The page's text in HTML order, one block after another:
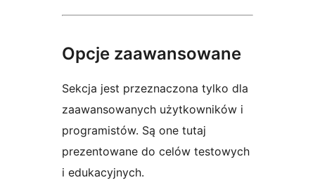
Opcje zaawansowane
Sekcja jest przeznaczona tylko dla
zaawansowanych użytkowników i
programistów. Są one tutaj
prezentowane do celów testowych
i edukacyjnych.